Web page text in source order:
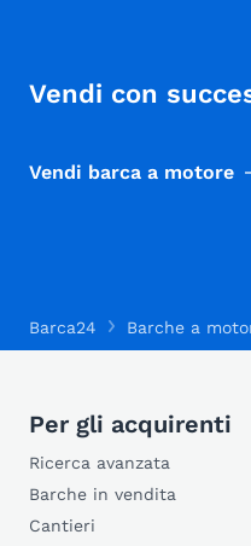
Vendi con
Vendi barca a motore
Barca24 Barche a
Per gli acquirenti
Ricerca avanzata
Barche in vendita
Cantieri